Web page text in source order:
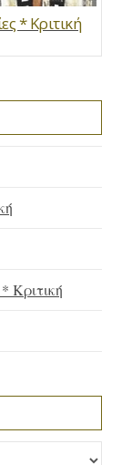
* Κριτική
Κριτική